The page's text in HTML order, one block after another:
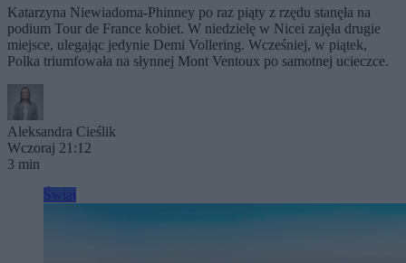
Katarzyna Niewiadoma-Phinney po raz piąty z rzędu stanęła na
podium Tour de France kobiet. W niedzielę w Nicei zajęła drugie
miejsce, ulegając jedynie Demi Vollering. Wcześniej, w piątek,
Polka triumfowała na słynnej Mont Ventoux po samotnej ucieczce.
Aleksandra Cieślik
Wczoraj 21:12
3 min